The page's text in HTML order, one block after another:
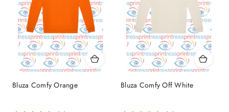
Bluza Comfy Orange Bluza Comfy Off White